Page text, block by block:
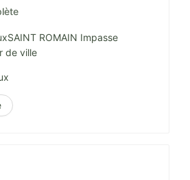
ROMAIN Impasse
de ville